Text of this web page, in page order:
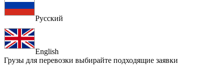
Русский
English
Грузы для перевозки выбирайте подходящие заявки